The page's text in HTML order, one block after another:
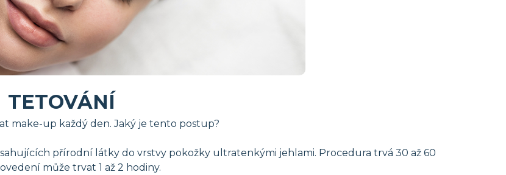
TETOVÁNÍ
make-up každý den. Jaký je tento postup?
přírodní látky do vrstvy pokožky ultratenkými jehlami. Procedura trvá 30 až 60
může trvat 1 až 2 hodiny.